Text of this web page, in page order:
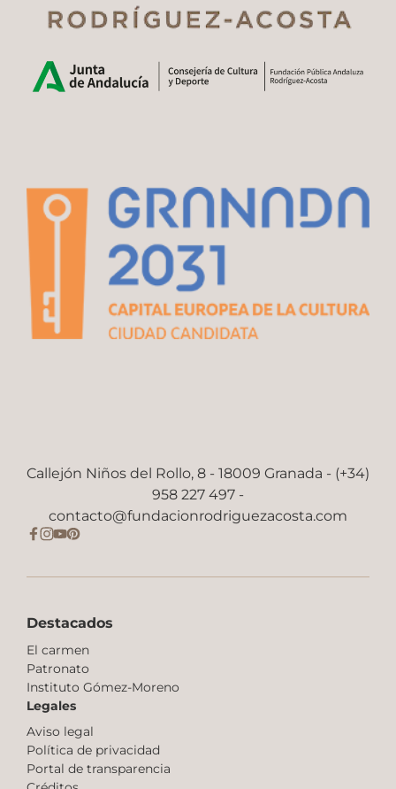
Callejón Niños del Rollo, 8 - 18009 Granada - (+34)
958 227 497 -
contacto@fundacionrodriguezacosta.com
Destacados
El carmen
Patronato
Instituto Gómez-Moreno
Legales
Aviso legal
Política de privacidad
Portal de transparencia